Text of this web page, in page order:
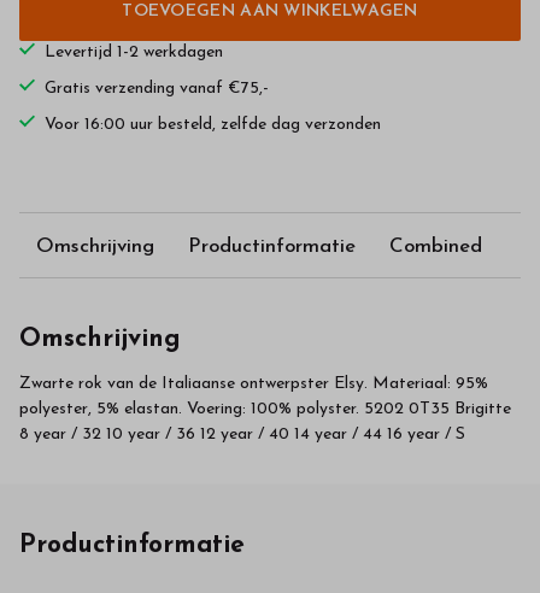
TOEVOEGEN AAN WINKELWAGEN
Levertijd 1-2 werkdagen
Gratis verzending vanaf €75,-
Voor 16:00 uur besteld, zelfde dag verzonden
Omschrijving Productinformatie Combined
Omschrijving
Zwarte rok van de Italiaanse ontwerpster Elsy. Materiaal: 95%
polyester, 5% elastan. Voering: 100% polyster. 5202 0T35 Brigitte
8 year / 32 10 year / 36 12 year / 40 14 year / 44 16 year / S
Productinformatie